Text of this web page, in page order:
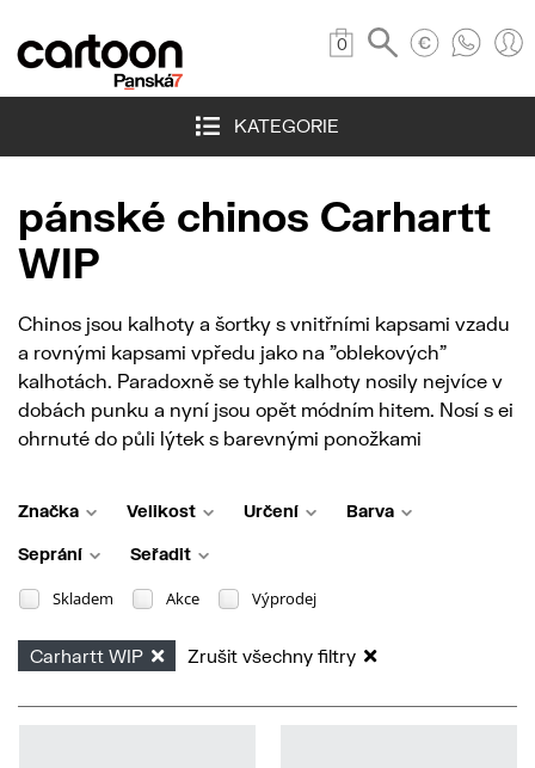
0
KATEGORIE
pánské chinos Carhartt
WIP
Chinos jsou kalhoty a šortky s vnitřními kapsami vzadu
a rovnými kapsami vpředu jako na "oblekových"
kalhotách. Paradoxně se tyhle kalhoty nosily nejvíce v
dobách punku a nyní jsou opět módním hitem. Nosí s ei
ohrnuté do půli lýtek s barevnými ponožkami
Značka Velikost Určení Barva
Seprání Seřadit
Skladem Akce Výprodej
Carhartt WIP Zrušit všechny filtry